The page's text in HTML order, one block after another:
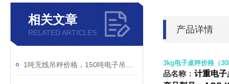
相关文章
RELATED ARTICLES 产品详情
3kg电子桌秤价格（
品名称： 计重电子